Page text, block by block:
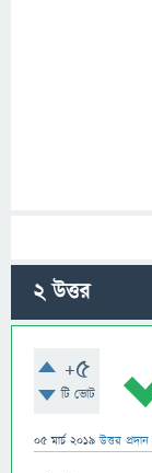
2উত্তর
+5
টি ভোট
05 মার্চ 2019 উত্তর প্রদান